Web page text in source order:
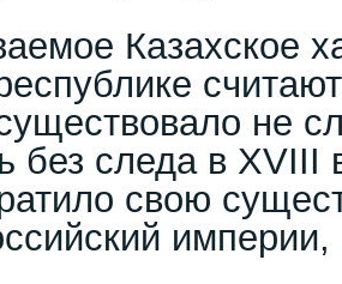
Казахское
не
без следа в XVIII
свою